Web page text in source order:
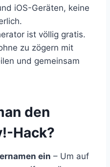
iOS-Geräten, keine
ist völlig gratis.
zu zögern mit
und gemeinsam
den
Hack?
ein – Um auf